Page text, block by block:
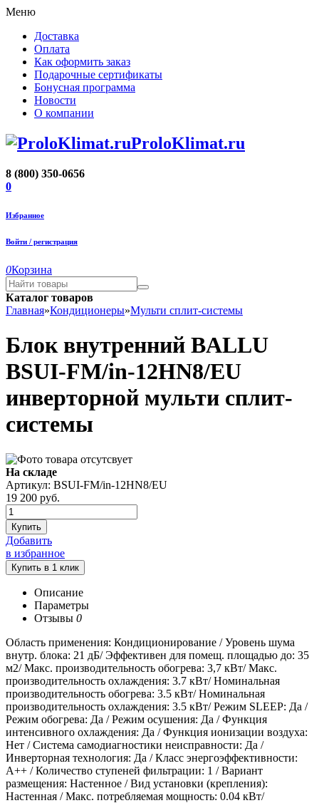
Меню
Доставка
Оплата
Как оформить заказ
Подарочные сертификаты
Бонусная программа
Новости
О компании
ProloKlimat.ru
8 (800) 350-0656
0
Избранное
Войти / регистрация
0Корзина
Каталог товаров
Главная»Кондиционеры»Мульти сплит-системы
Блок внутренний BALLU
BSUI-FM/in-12HN8/EU
инверторной мульти сплит-
системы
На складе
Артикул: BSUI-FM/in-12HN8/EU
19 200 руб.
Купить
Добавить
в избранное
Описание
Параметры
Отзывы 0
Область применения: Кондиционирование / Уровень шума
внутр. блока: 21 дБ/ Эффективен для помещ. площадью до: 35
м2/ Макс. производительность обогрева: 3,7 кВт/ Макс.
производительность охлаждения: 3.7 кВт/ Номинальная
производительность обогрева: 3.5 кВт/ Номинальная
производительность охлаждения: 3.5 кВт/ Режим SLEEP: Да /
Режим обогрева: Да / Режим осушения: Да / Функция
интенсивного охлаждения: Да / Функция ионизации воздуха:
Нет / Система самодиагностики неисправности: Да /
Инверторная технология: Да / Класс энергоэффективности:
A++ / Количество ступеней фильтрации: 1 / Вариант
размещения: Настенное / Вид установки (крепления):
Настенная / Макс. потребляемая мощность: 0.04 кВт/